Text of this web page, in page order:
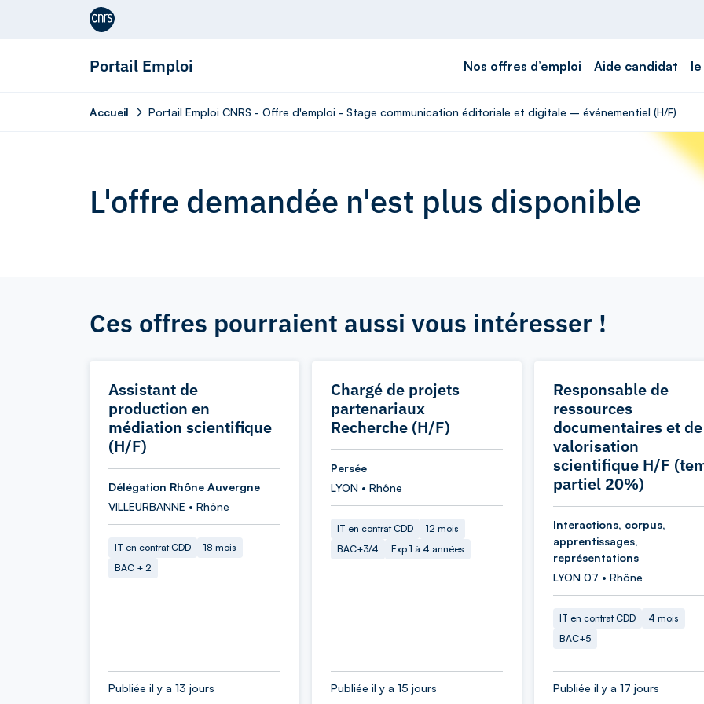
Aller au contenu
Portail Emploi Nos offres d’emploi Aide candidat
Accueil Portail Emploi CNRS - Offre d'emploi - Stage communication éditoriale et digitale – événementiel (H/F)
L'offre demandée n'est plus disponible
Ces offres pourraient aussi vous intéresser !
Assistant de
production en
médiation scientifique
(H/F)
Délégation Rhône Auvergne
VILLEURBANNE • Rhône
IT en contrat CDD
18 mois
BAC + 2
Publiée il y a 13 jours
Chargé de projets
partenariaux
Recherche (H/F)
Persée
LYON • Rhône
IT en contrat CDD
12 mois
BAC+3/4
Exp 1 à 4 années
Publiée il y a 15 jours
Responsable de
ressources
documentaires et
valorisation
scientifique H/F
partiel 20%)
Interactions, corpus,
apprentissages,
représentations
LYON 07 • Rhône
IT en contrat CDD
4 mois
BAC+5
Publiée il y a 17 jours